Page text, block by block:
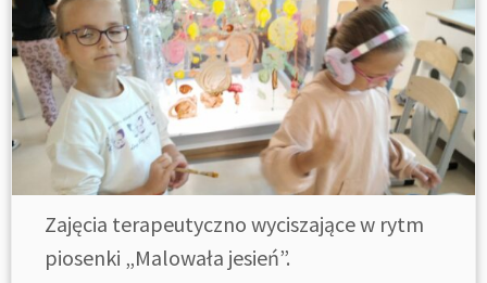
Zajęcia terapeutyczno wyciszające w rytm
piosenki „Malowała jesień”.